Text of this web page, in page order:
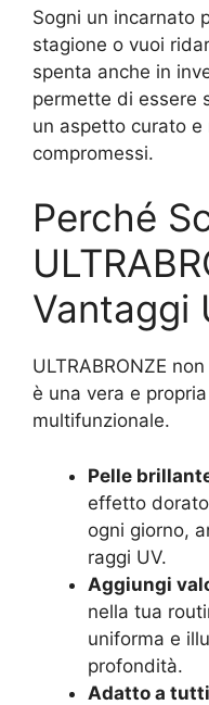
Sogni un incarnato
stagione o vuoi
spenta anche in
permette di essere
un aspetto curato e
compromessi.
Perché
Vantaggi
ULTRABRONZE
è una vera e
multifunzionale.
Pelle
effetto
ogni giorno,
raggi UV.
Aggiungi
nella tua
uniforma e
profondità.
Adatto a